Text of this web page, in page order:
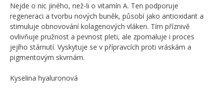
Nejde o nic jiného, než-li o vitamín A. Ten podporuje
regeneraci a tvorbu nových buněk, působí jako antioxidant a
stimuluje obnovování kolagenových vláken. Tím příznivě
ovlivňuje pružnost a pevnost pleti, ale zpomaluje i proces
jejího stárnutí. Vyskytuje se v přípravcích proti vráskám a
pigmentovým skvrnám.
Kyselina hyaluronová